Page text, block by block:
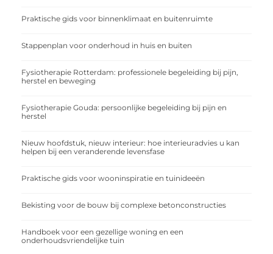
Praktische gids voor binnenklimaat en buitenruimte
Stappenplan voor onderhoud in huis en buiten
Fysiotherapie Rotterdam: professionele begeleiding bij pijn,
herstel en beweging
Fysiotherapie Gouda: persoonlijke begeleiding bij pijn en
herstel
Nieuw hoofdstuk, nieuw interieur: hoe interieuradvies u kan
helpen bij een veranderende levensfase
Praktische gids voor wooninspiratie en tuinideeën
Bekisting voor de bouw bij complexe betonconstructies
Handboek voor een gezellige woning en een
onderhoudsvriendelijke tuin